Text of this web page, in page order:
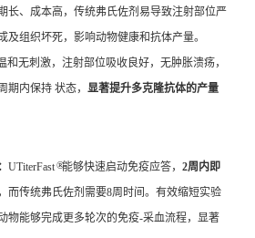
长、成本高，传统弗氏佐剂易导致注射部位严
及组织坏死，影响动物健康和抗体产量。
和无刺激，注射部位吸收良好，无肿胀溃疡，
期内保持 状态， 显著提升多克隆抗体的产量
UTiterFast®能够快速启动免疫应答， 2周内即
，而传统弗氏佐剂需要8周时间。有效缩短实验
物能够完成更多轮次的免疫-采血流程，显著